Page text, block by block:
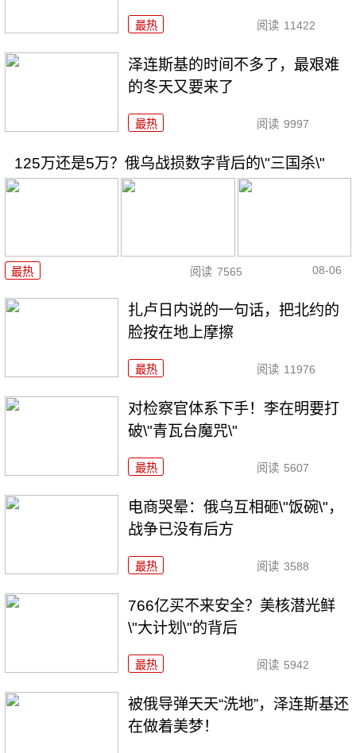
最热 阅读 11422
泽连斯基的时间不多了，最艰难
的冬天又要来了
最热 阅读 9997
125万还是5万？俄乌战损数字背后的\"三国杀\"
最热 阅读 7565 08-06
扎卢日内说的一句话，把北约的
脸按在地上摩擦
最热 阅读 11976
对检察官体系下手！李在明要打
破\"青瓦台魔咒\"
最热 阅读 5607
电商哭晕：俄乌互相砸\"饭碗\"，
战争已没有后方
最热 阅读 3588
766亿买不来安全？美核潜光鲜
\"大计划\"的背后
最热 阅读 5942
被俄导弹天天“洗地”，泽连斯基还
在做着美梦！